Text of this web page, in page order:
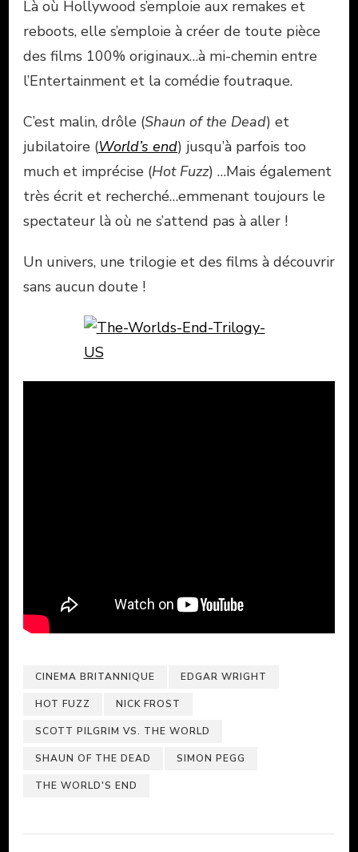
Là où Hollywood s’emploie aux remakes et
reboots, elle s’emploie à créer de toute pièce
des films 100% originaux…à mi-chemin entre
l’Entertainment et la comédie foutraque.
C’est malin, drôle (Shaun of the Dead) et
jubilatoire (World’s end) jusqu’à parfois too
much et imprécise (Hot Fuzz) …Mais également
très écrit et recherché…emmenant toujours le
spectateur là où ne s’attend pas à aller !
Un univers, une trilogie et des films à découvrir
sans aucun doute !
CINEMA BRITANNIQUE EDGAR WRIGHT
HOT FUZZ NICK FROST
SCOTT PILGRIM VS. THE WORLD
SHAUN OF THE DEAD SIMON PEGG
THE WORLD'S END